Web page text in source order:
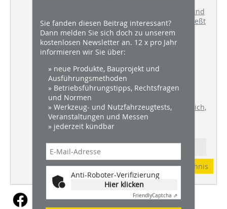
Wie man Decken und
Wände ohne Rissbildung anschließt
BAUTENSCHUT
Hauseinführungen gas- und
wasserdicht eingebaut
ESTRICH + BODEN Wann ein Estrich,
eine Ausgeleichs- oder
Spachtelmasse sinnvoll ist
Abonnement Inhaltsverzeichnis
Sie fanden diesen Beitrag interessant?
Dann melden Sie sich doch zu unserem
kostenlosen Newsletter an. 12 x pro Jahr
informieren wir Sie über:
» neue Produkte, Bauprojekt und
Ausführungsmethoden
» Betriebsführungstipps, Rechtsfragen
und Normen
» Werkzeug- und Nutzfahrzeugtests,
Veranstaltungen und Messen
» jederzeit kündbar
Anti-Roboter-Verifizierung
Hier klicken
FriendlyCaptcha ⇗